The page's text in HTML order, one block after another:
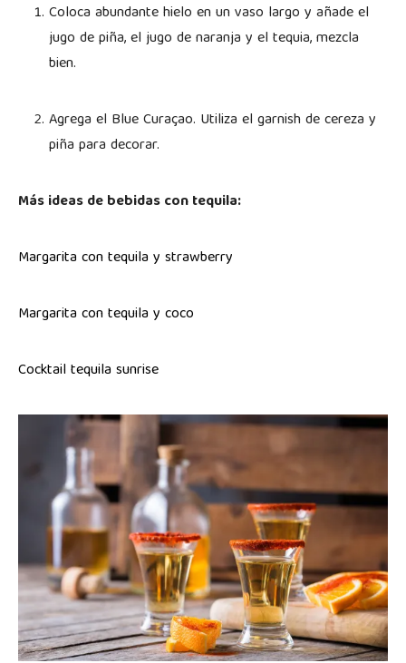
Coloca abundante hielo en un vaso largo y añade el
jugo de piña, el jugo de naranja y el tequia, mezcla
bien.
Agrega el Blue Curaçao. Utiliza el garnish de cereza y
piña para decorar.
Más ideas de bebidas con tequila:
Margarita con tequila y strawberry
Margarita con tequila y coco
Cocktail tequila sunrise